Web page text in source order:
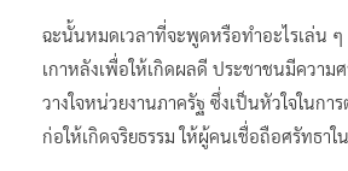
ฉะนั้นหมดเวลาที่จะพูดหรือทำอะไรเล่น ๆ
เกาหลังเพื่อให้เกิดผลดี ประชาชนมีความ
วางใจหน่วยงานภาครัฐ ซึ่งเป็นหัวใจในกา
ก่อให้เกิดจริยธรรม ให้ผู้คนเชื่อถือศรัทธาใ